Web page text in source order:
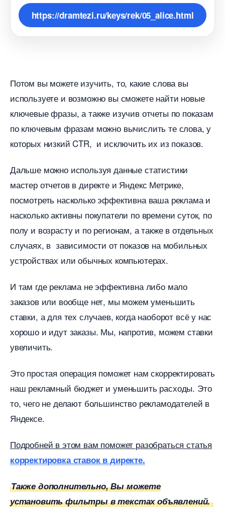
https://dramtezi.ru/keys/rek/05_alice.html
Потом вы можете изучить, то, какие слова вы
используете и возможно вы сможете найти новые
ключевые фразы, а также изучив отчеты по показам
по ключевым фразам можно вычислить те слова, у
которых низкий CTR, и исключить их из показов.
Дальше можно используя данные статистики
мастер отчетов в директе и Яндекс Метрике,
посмотреть насколько эффективна ваша реклама и
насколько активны покупатели по времени суток, по
полу и возрасту и по регионам, а также в отдельных
случаях, в зависимости от показов на мобильных
устройствах или обычных компьютерах.
И там где реклама не эффективна либо мало
заказов или вообще нет, мы можем уменьшить
ставки, а для тех случаев, когда наоборот всё у нас
хорошо и идут заказы. Мы, напротив, можем ставки
увеличить.
Это простая операция поможет нам скорректировать
наш рекламный бюджет и уменьшить расходы. Это
то, чего не делают большинство рекламодателей
Яндексе.
Подробней в этом вам поможет разобраться статья
корректировка ставок в директе.
Также дополнительно, Вы можете
установить фильтры в текстах объявлений.